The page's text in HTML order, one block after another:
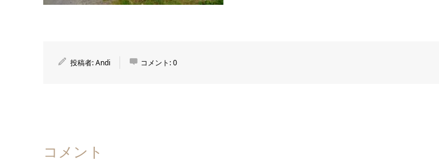
投稿者:Andi コメント:0
コメント